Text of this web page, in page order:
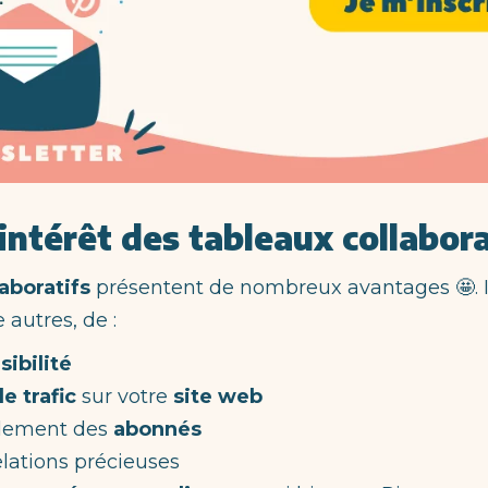
des tableaux
présentent de nombreux avantages 🤩.
de :
trafic sur votre site web
des abonnés
précieuses